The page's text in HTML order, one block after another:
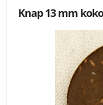
Knap 13 mm